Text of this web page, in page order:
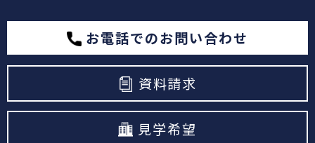
お電話でのお問い合わせ
資料請求
見学希望